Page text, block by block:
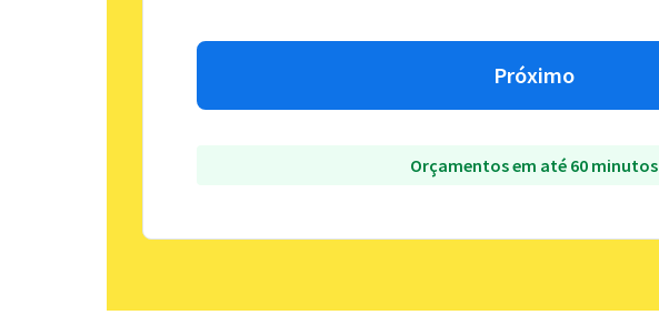
Próximo
Orçamentos em até 60 minutos